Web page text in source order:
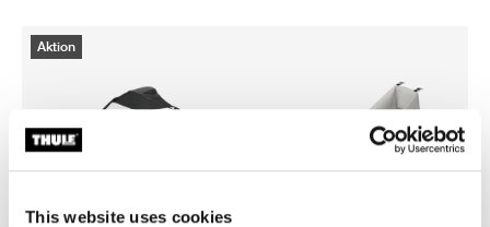
This website uses cookies
Aktion